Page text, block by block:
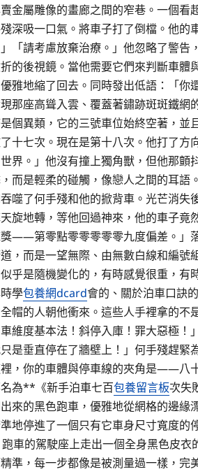
金屬雕像的畫廊之間的窄巷。一個
深吸一口氣。將車子打了倒檔。他
「請考慮放棄治療。」他忽略了警
的後視鏡。當他需要它們來判斷車
雅地縮了回去。同時發出低語：「
那座高聳入雲、覆蓋著鏽跡斑斑鐵網
個異類，它的三號車位始終空著，
十七次。現在是第十八次。他打了
界。」他沒有撞上獨角獸，但他那
而是輕柔的碰觸，像戀人之間的耳
噬了何手殘和他的掀背車。光芒消失
旋地轉，等他回過神來，他的車子竟
——第零點零零零零零九度偏差。」
，而是一望無際、由無數白線和編
乎是隨機變化的，有時感覺很重，
學包養網dcard會的、關於泊車口訣
帽的人朝他衝來。這些人手裡拿的
維度基本法！斜停入庫！罪大惡極！
只是垂直停在了牆壁上！」何手殘趕
，你的車體與停車線的夾角是——八
為**《新手泊車七百包養留言板次失
來的黑色跑車，優雅地從網格的邊
地停進了一個只有它車身尺寸寬度
車的駕駛座上走出一個全身黑色皮
準，每一步都像是被測量過一樣，